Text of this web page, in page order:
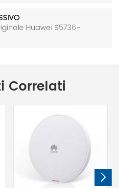
Huawei S5736-
Correlati